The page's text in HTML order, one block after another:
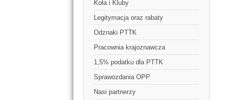
Koła i Kluby
Legitymacja oraz rabaty
Odznaki PTTK
Pracownia krajoznawcza
1,5% podatku dla PTTK
Sprawozdania OPP
Nasi partnerzy